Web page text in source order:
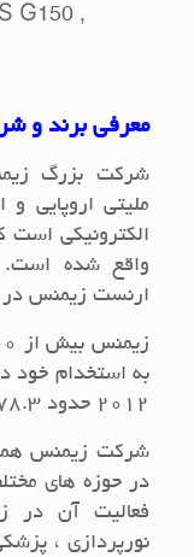
G150 ,
معرفی برند و
شرکت بزرگ
ملیتی اروپایی
الکترونیکی است
ارنست زیمنس در
به استخدام خود
۲۰۱۲ حدود ۷۸.۳ میلیارد دلار تخمین زده شده است.
شرکت زیمنس
در حوزه های
فعالیت آن در
نورپردازی ،